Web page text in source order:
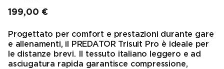
199,00 €
Prezzo finale
Progettato per comfort e prestazioni durante gare
e allenamenti, il PREDATOR Trisuit Pro è ideale per
le distanze brevi. Il tessuto italiano leggero e ad
asciugatura rapida garantisce compressione,